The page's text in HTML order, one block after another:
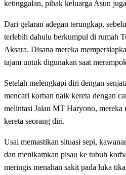
ketinggalan, pihak keluarga Asun
Dari gelaran adegan terungkap,
terlebih dahulu berkumpul di rumah
Aksara. Disana mereka
tajam untuk digunakan saat
Setelah melengkapi diri dengan
mencari korban naik kereta dengan
melintasi Jalan MT Haryono, mereka
kereta seorang diri.
Usai memastikan situasi sepi,
dan menikamkan pisau ke tubuh
meringis menahan sakit pada luka